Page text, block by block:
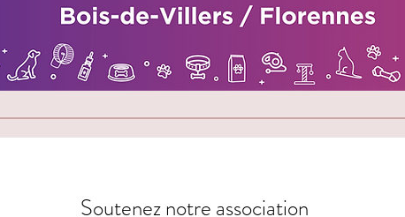
Soutenez notre association